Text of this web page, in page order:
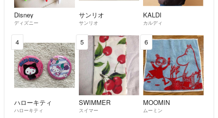
Disney
ディズニー
サンリオ
サンリオ
KALDI
カルディ
4
ハローキティ
ハローキティ
5
SWIMMER
スイマー
6
MOOMIN
ムーミン